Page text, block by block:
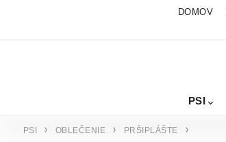
DOMOV
PSI
PSI OBLEČENIE PRŠIPLÁŠTE